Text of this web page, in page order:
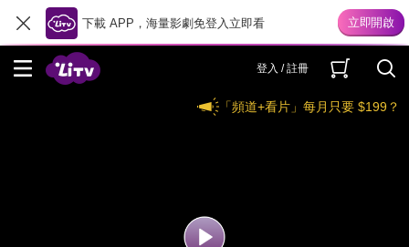
下載 APP，海量影劇免登入立即看
登入 / 註冊
「頻道+看片」每月只要 $199？